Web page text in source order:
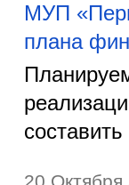
МУП
плана